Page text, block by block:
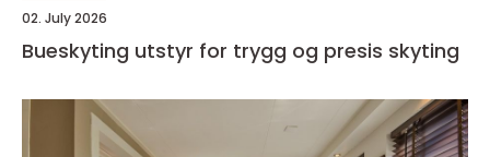
02. July 2026
Bueskyting utstyr for trygg og presis skyting